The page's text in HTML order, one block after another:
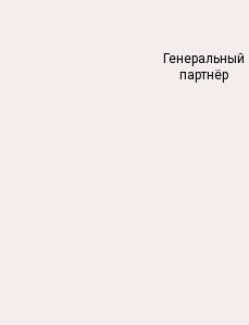
Генеральный
партнёр